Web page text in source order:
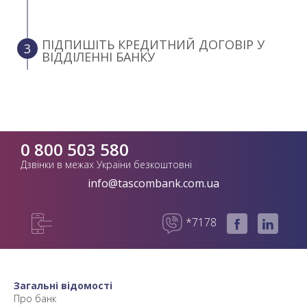
3 ПІДПИШІТЬ КРЕДИТНИЙ ДОГОВІР У
ВІДДІЛЕННІ БАНКУ
0 800 503 580
Дзвінки в межах України безкоштовні
info@tascombank.com.ua
*7178
Загальні відомості
Про банк